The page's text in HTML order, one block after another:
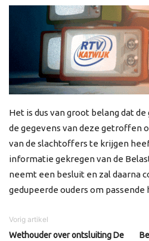
Het is dus van groot belang dat
de gegevens van deze getroffen
van de slachtoffers te krijgen
informatie gekregen van de
neemt een besluit en zal daarna
gedupeerde ouders om passende
Vorig artikel
Wethouder over ontsluiting De